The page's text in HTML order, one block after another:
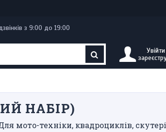
з 9:00 до 19:00
НАБІР)
мото-техніки, квадроциклів,